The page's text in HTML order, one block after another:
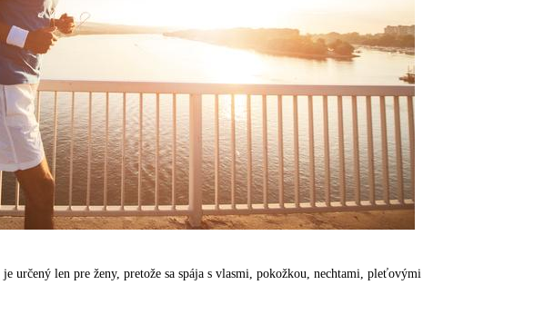
je určený len pre ženy, pretože sa spája s vlasmi, pokožkou, nechtami, pleťovými